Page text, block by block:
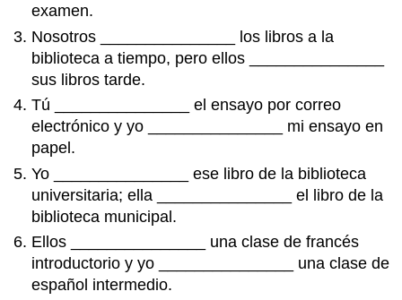
examen.
Nosotros _______________ los libros a la
biblioteca a tiempo, pero ellos _______________
sus libros tarde.
Tú _______________ el ensayo por correo
electrónico y yo _______________ mi ensayo en
papel.
Yo _______________ ese libro de la biblioteca
universitaria; ella _______________ el libro de la
biblioteca municipal.
Ellos _______________ una clase de francés
introductorio y yo _______________ una clase de
español intermedio.